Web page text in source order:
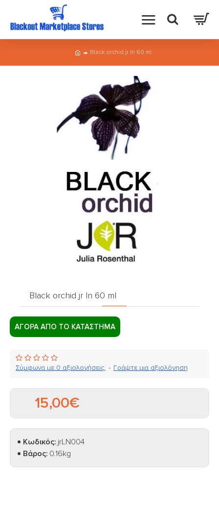
Black orchid jr ln 60 ml
ΑΓΟΡΑ ΑΠΟ ΤΟ ΚΑΤΑΣΤΗΜΑ
Black orchid jr ln 60 ml
Κωδικός: jrLN004
Βάρος: 0.16kg
Σύμφωνα με 0 αξιολογήσεις. - Γράψτε μια αξιολόγηση
15,00€